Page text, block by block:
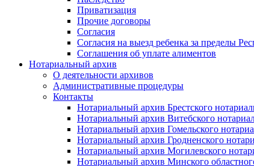
Приватизация
Прочие договоры
Согласия
Согласия на выезд ребенка за пределы
Соглашения об уплате алиментов
Нотариальный архив
О деятельности архивов
Административные процедуры
Контакты
Нотариальный архив Брестского
Нотариальный архив Витебского
Нотариальный архив Гомельского
Нотариальный архив Гродненского
Нотариальный архив Могилевского
Нотариальный архив Минского